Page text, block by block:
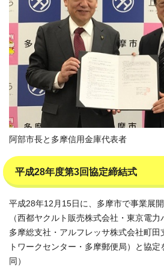
阿部市長と多摩信用金庫代表者
平成28年度第3回協定締結式
平成28年12月15日に、多摩市で事業展
（西都ヤクルト販売株式会社・東京電
多摩総支社・アルフレッサ株式会社町田
トワークセンター・多摩郵便局）と協
同）